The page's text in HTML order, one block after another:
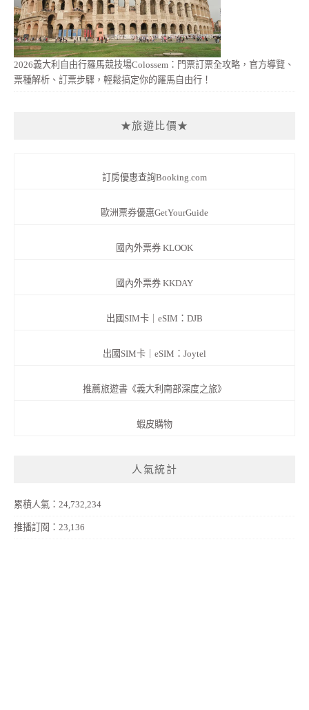
2026義大利自由行羅馬競技場Colossem：門票訂票全攻略，官方導覽、
票種解析、訂票步驟，輕鬆搞定你的羅馬自由行！
★旅遊比價★
訂房優惠查詢Booking.com
歐洲票券優惠GetYourGuide
國內外票券 KLOOK
國內外票券 KKDAY
出國SIM卡｜eSIM：DJB
出國SIM卡｜eSIM：Joytel
推薦旅遊書《義大利南部深度之旅》
蝦皮購物
人氣統計
累積人氣：24,732,234
推播訂閱：23,136